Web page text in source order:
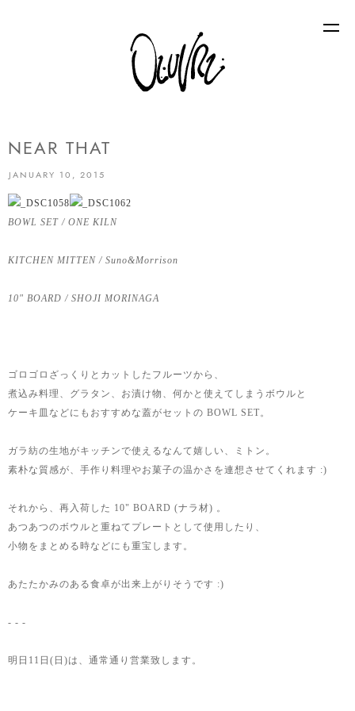
NEAR THAT
JANUARY 10, 2015
BOWL SET / ONE KILN
KITCHEN MITTEN / Suno&Morrison
10" BOARD / SHOJI MORINAGA
ゴロゴロざっくりとカットしたフルーツから、
煮込み料理、グラタン、お漬け物、何かと使えてしまうボウルと
ケーキ皿などにもおすすめな蓋がセットの BOWL SET。
ガラ紡の生地がキッチンで使えるなんて嬉しい、ミトン。
素朴な質感が、手作り料理やお菓子の温かさを連想させてくれます :)
それから、再入荷した 10" BOARD (ナラ材) 。
あつあつのボウルと重ねてプレートとして使用したり、
小物をまとめる時などにも重宝します。
あたたかみのある食卓が出来上がりそうです :)
- - -
明日11日(日)は、通常通り営業致します。